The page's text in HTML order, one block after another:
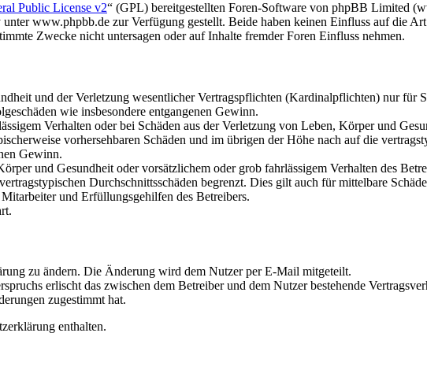
Public License v2“ (GPL) bereitgestellten Foren-Software von phpBB Limited
www.phpbb.de zur Verfügung gestellt. Beide haben keinen Einfluss auf die
Zwecke nicht untersagen oder auf Inhalte fremder Foren Einfluss nehmen.
und der Verletzung wesentlicher Vertragspflichten (Kardinalpflichten) nur für
wie insbesondere entgangenen Gewinn.
Verhalten oder bei Schäden aus der Verletzung von Leben, Körper und
vorhersehbaren Schäden und im übrigen der Höhe nach auf die
Gewinn.
und Gesundheit oder vorsätzlichem oder grob fahrlässigem Verhalten des
Durchschnittsschäden begrenzt. Dies gilt auch für mittelbare
und Erfüllungsgehilfen des Betreibers.
zu ändern. Die Änderung wird dem Nutzer per E-Mail mitgeteilt.
erlischt das zwischen dem Betreiber und dem Nutzer bestehende
zugestimmt hat.
enthalten.